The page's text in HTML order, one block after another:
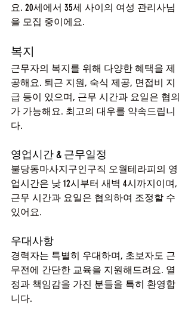
요. 20세에서 35세 사이의 여성 관리사님
을 모집 중이에요.
복지
근무자의 복지를 위해 다양한 혜택을 제
공해요. 퇴근 지원, 숙식 제공, 면접비 지
급 등이 있으며, 근무 시간과 요일은 협의
가 가능해요. 최고의 대우를 약속드립니
다.
영업시간 & 근무일정
불당동마사지구인구직 오월테라피의 영
업시간은 낮 12시부터 새벽 4시까지이며,
근무 시간과 요일은 협의하여 조정할 수
있어요.
우대사항
경력자는 특별히 우대하며, 초보자도 근
무전에 간단한 교육을 지원해드려요. 열
정과 책임감을 가진 분들을 특히 환영합
니다.